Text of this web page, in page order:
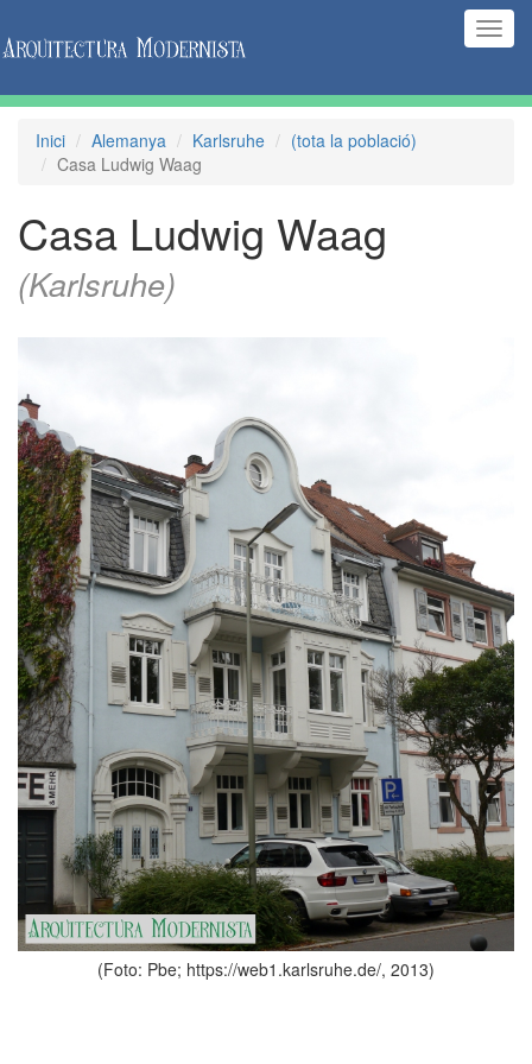
Inici Alemanya Karlsruhe
(tota la població)
Casa Ludwig Waag
Casa Ludwig Waag
(Karlsruhe)
(Foto: Pbe; https://web1.karlsruhe.de/, 2013)